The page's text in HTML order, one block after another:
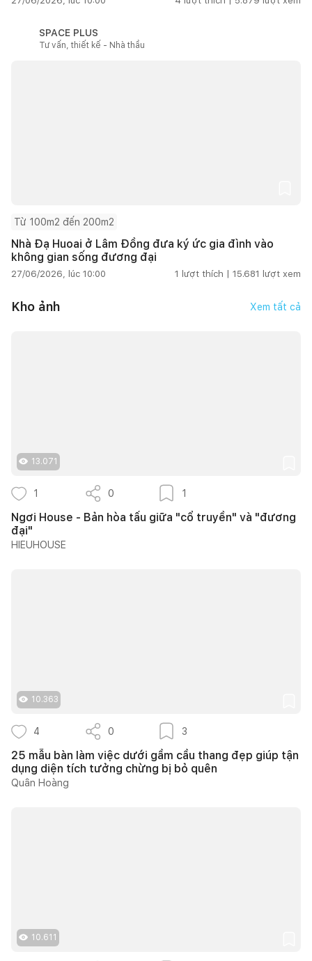
SPACE PLUS
Tư vấn, thiết kế - Nhà thầu
Từ 100m2 đến 200m2
Nhà Đạ Huoai ở Lâm Đồng đưa ký ức gia đình vào
không gian sống đương đại
27/06/2026, lúc 10:00 1 lượt thích | 15.681 lượt xem
Kho ảnh Xem tất cả
13.071
1 0 1
Ngơi House - Bản hòa tấu giữa "cổ truyền" và "đương
đại"
HIEUHOUSE
10.363
4 0 3
25 mẫu bàn làm việc dưới gầm cầu thang đẹp giúp tận
dụng diện tích tưởng chừng bị bỏ quên
Quân Hoàng
10.611